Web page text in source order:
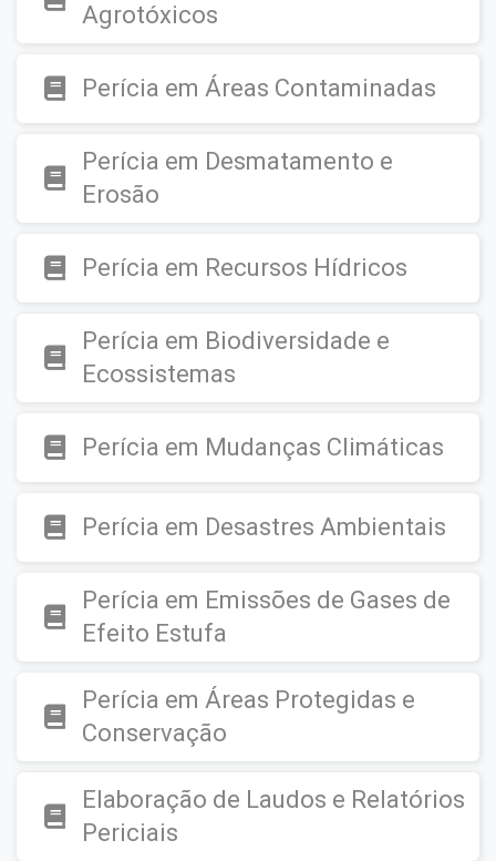
Agrotóxicos
Perícia em Áreas Contaminadas
Perícia em Desmatamento e
Erosão
Perícia em Recursos Hídricos
Perícia em Biodiversidade e
Ecossistemas
Perícia em Mudanças Climáticas
Perícia em Desastres Ambientais
Perícia em Emissões de Gases de
Efeito Estufa
Perícia em Áreas Protegidas e
Conservação
Elaboração de Laudos e Relatórios
Periciais